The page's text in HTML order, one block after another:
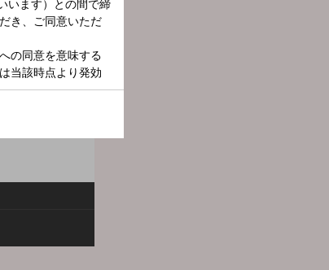
の夜、大人がゆ